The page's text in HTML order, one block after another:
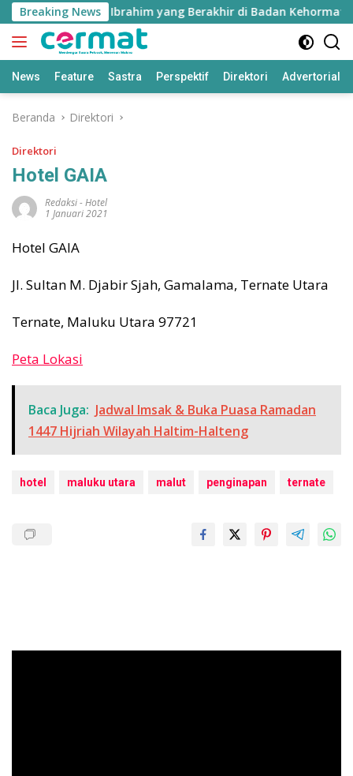
Langsung
ke
konten
Breaking News
Kasus Nurjaya Ibrahim yang Berakhir di Badan Kehormatan
News Feature Sastra Perspektif Direktori Advertorial
Beranda Direktori
Direktori
Hotel GAIA
Redaksi-Hotel
1 Januari 2021
Hotel GAIA
Jl. Sultan M. Djabir Sjah, Gamalama, Ternate Utara
Ternate, Maluku Utara 97721
Peta Lokasi
Baca Juga: Jadwal Imsak & Buka Puasa Ramadan
1447 Hijriah Wilayah Haltim-Halteng
hotel maluku utara malut penginapan ternate